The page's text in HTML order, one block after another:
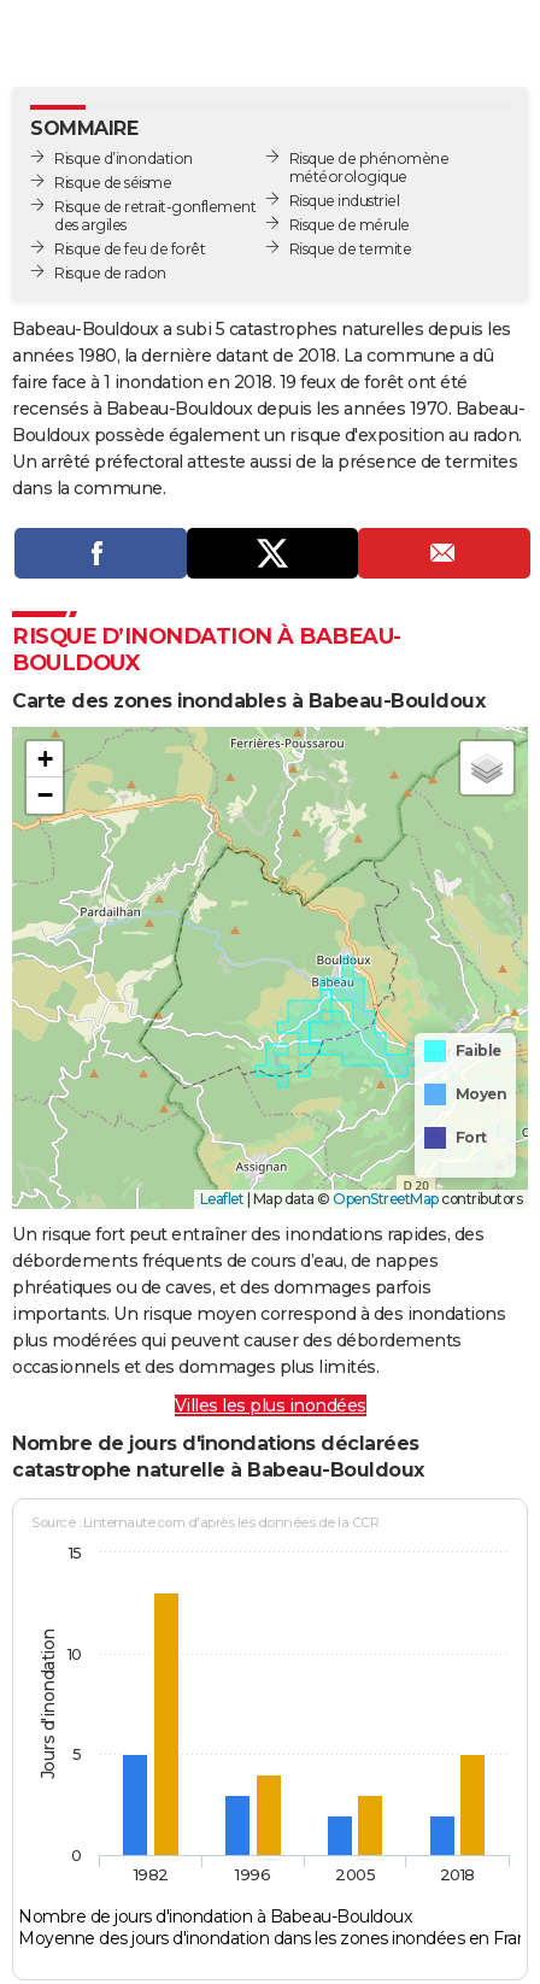
BONS PLANS
CARTE DE VOEUX
Carte de Noël
Carte Bonne année
Carte Saint-Valentin
Carte Pâques
Carte d'anniversaire
DICTIONNAIRE
Dictionnaire
Biographies
Citations
Expressions
Proverbes
PROGRAMME TV
COPAINS D'AVANT
S'inscrire
Se connecter
Lycées
Collèges
Primaires
Universités
Entreprises
Service militaire
Avis de recherche
AVIS DE DÉCÈS
FORUM
Bricolage
Lifestyle
Culture
Sport
Auto
Television
Voyage
Cinema
SOMMAIRE
Risque d’inondation
Risque de séisme
Risque de retrait-gonflement
des argiles
Risque de feu de forêt
Risque de radon
Risque de phénomène
météorologique
Risque industriel
Risque de mérule
Risque de termite
Babeau-Bouldoux a subi 5 catastrophes naturelles depuis les
années 1980, la dernière datant de 2018. La commune a dû
faire face à 1 inondation en 2018. 19 feux de forêt ont été
recensés à Babeau-Bouldoux depuis les années 1970. Babeau-
Bouldoux possède également un risque d'exposition au radon.
Un arrêté préfectoral atteste aussi de la présence de termites
dans la commune.
RISQUE D’INONDATION À BABEAU-
BOULDOUX
Carte des zones inondables à Babeau-Bouldoux
+
−
Faible
Moyen
Fort
Leaflet | Map data © OpenStreetMapcontributors
Un risque fort peut entraîner des inondations rapides, des
débordements fréquents de cours d’eau, de nappes
phréatiques ou de caves, et des dommages parfois
importants. Un risque moyen correspond à des inondations
plus modérées qui peuvent causer des débordements
occasionnels et des dommages plus limités.
Villes les plus inondées
Nombre de jours d'inondations déclarées
catastrophe naturelle à Babeau-Bouldoux
Jours d'inondation
Source : Linternaute.com d'après les données de la CCR
Nombre de jours d'inondation à Babeau-Bouldoux
Moyenne des jours d'inondation dans les zones inondées en
1982 1996 2005 2018
0
5
10
15